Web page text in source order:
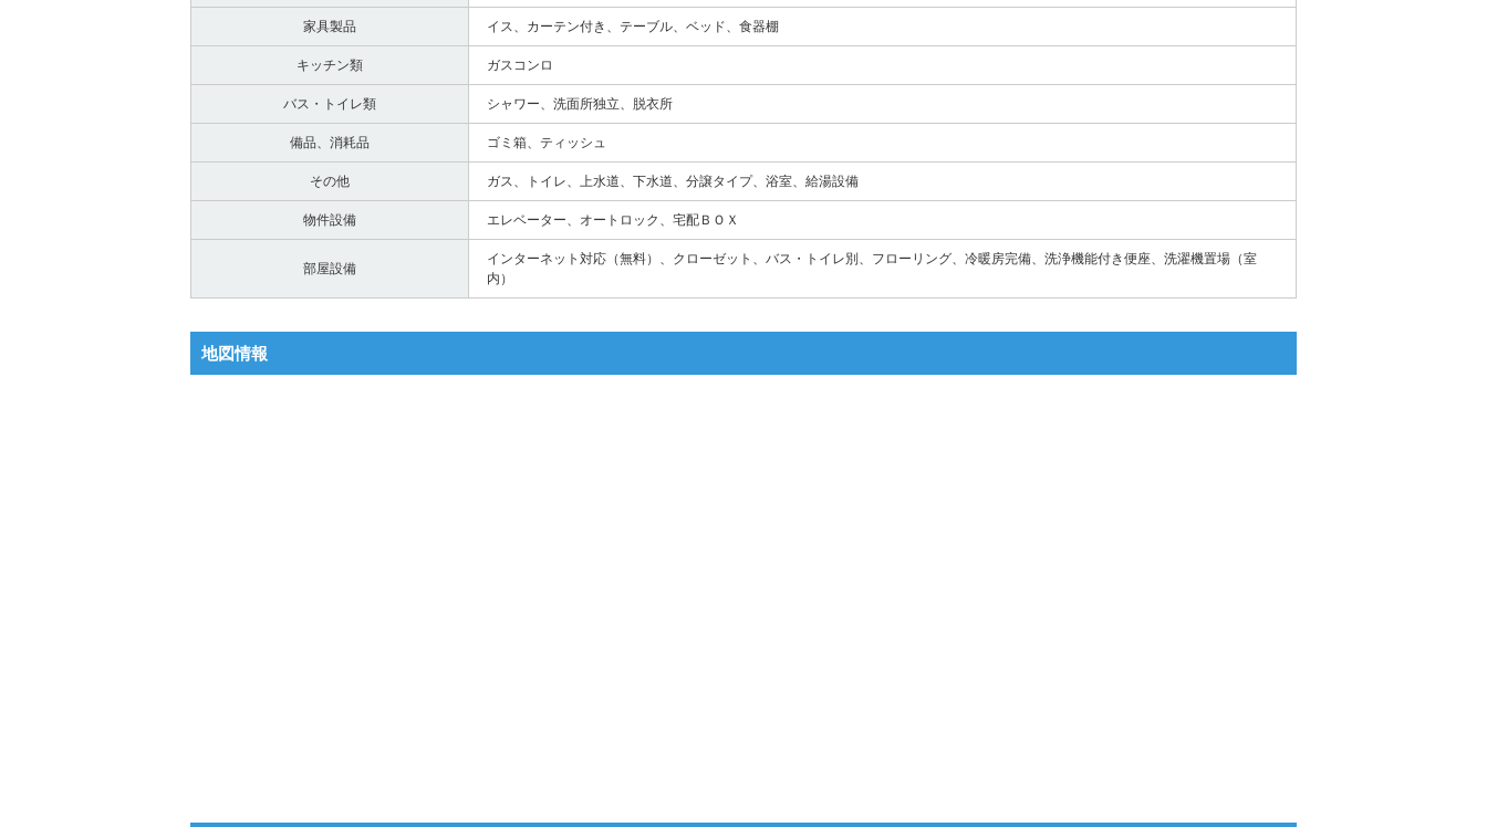
家具製品 イス、カーテン付き、テーブル、ベッド、食器棚
キッチン類 ガスコンロ
バス・トイレ類 シャワー、洗面所独立、脱衣所
備品、消耗品 ゴミ箱、ティッシュ
その他 ガス、トイレ、上水道、下水道、分譲タイプ、浴室、給湯設備
物件設備 エレベーター、オートロック、宅配ＢＯＸ
部屋設備
インターネット対応（無料）、クローゼット、バス・トイレ別、フローリング、冷暖房完備、洗浄機能付き便座、洗濯機置場（室
内）
地図情報